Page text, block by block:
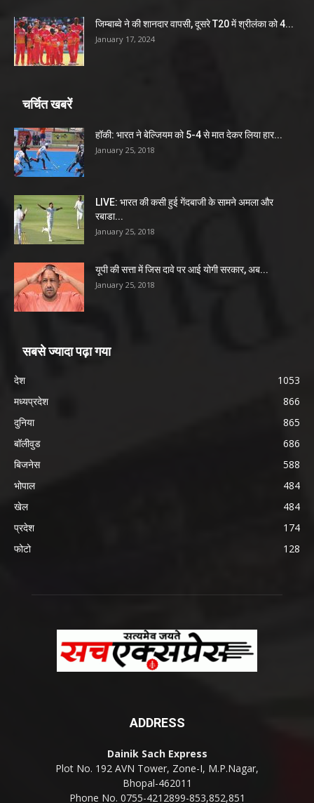
जिम्बाब्वे ने की शानदार वापसी, दूसरे T20 में श्रीलंका को 4...
January 17, 2024
चर्चित खबरें
हॉकी: भारत ने बेल्जियम को 5-4 से मात देकर लिया हार...
January 25, 2018
LIVE: भारत की कसी हुई गेंदबाजी के सामने अमला और
रबाडा...
January 25, 2018
यूपी की सत्ता में जिस दावे पर आई योगी सरकार, अब...
January 25, 2018
सबसे ज्यादा पढ़ा गया
देश
1053
मध्यप्रदेश
866
दुनिया
865
बॉलीवुड
686
बिजनेस
588
भोपाल
484
खेल
484
प्रदेश
174
फोटो
128
ADDRESS
Dainik Sach Express
Plot No. 192 AVN Tower, Zone-I, M.P.Nagar,
Bhopal-462011
Phone No. 0755-4212899-853,852,851